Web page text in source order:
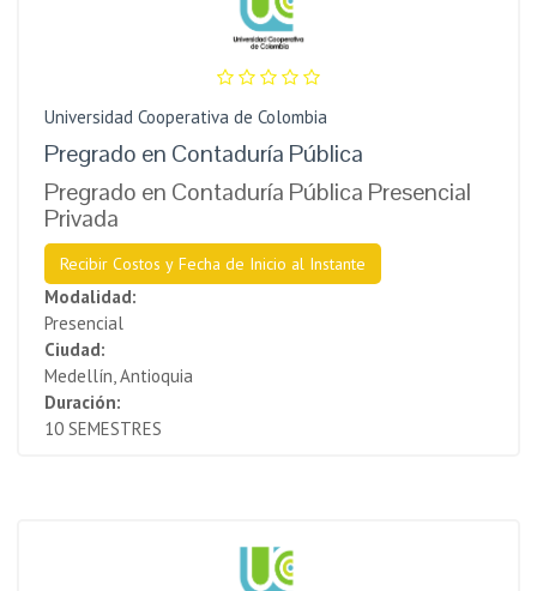
Universidad Cooperativa de Colombia
Pregrado en Contaduría Pública
Pregrado en Contaduría Pública Presencial
Privada
Recibir Costos y Fecha de Inicio al Instante
Modalidad:
Presencial
Ciudad:
Medellín, Antioquia
Duración:
10 SEMESTRES